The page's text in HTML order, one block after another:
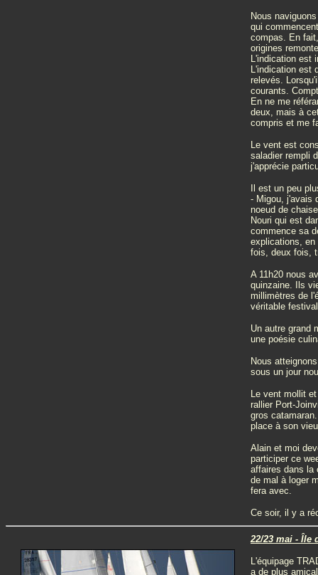
Nous
qui
compas. En
origines
L'indication est
L'indication est
relevés.
courants.
En ne me
deux, mais à
compris et me
Le vent est
saladier rempli
j'apprécie
Il est un peu
- Migou, j'avais
noeud de
Nouri qui est
commence sa
explications, en
fois, deux fois,
A 11h20 nous
quinzaine. Ils
millimètres de
véritable
Un autre grand
une poésie
Nous
sous un jour
Le vent mollit
rallier Port-
gros
place à son
Alain et moi
participer ce
affaires dans la
de mal à loger
fera avec.
Ce soir, il y a
22/23 mai - Île
L'équipage
a de plus